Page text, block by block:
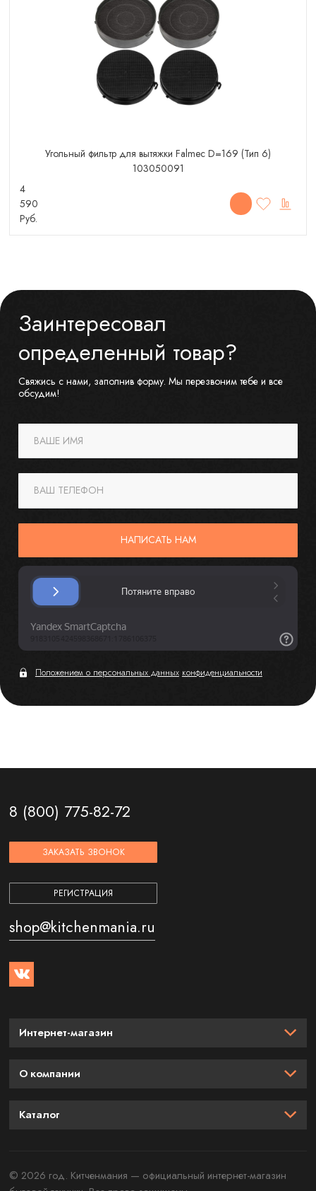
Угольный фильтр для вытяжки Falmec D=169 (Тип 6)
103050091
4
590
Руб.
Заинтересовал
определенный товар?
Свяжись с нами, заполнив форму. Мы перезвоним тебе и все
обсудим!
ВАШЕ ИМЯ
ВАШ ТЕЛЕФОН
НАПИСАТЬ НАМ
Положением о персональных данных конфиденциальности
8 (800) 775-82-72
ЗАКАЗАТЬ ЗВОНОК
РЕГИСТРАЦИЯ
shop@kitchenmania.ru
Интернет-магазин
О компании
Каталог
© 2026 год. Китченмания — официальный интернет-магазин